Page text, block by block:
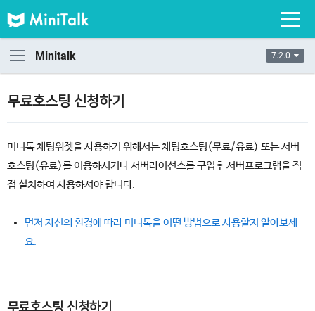
Minitalk 7.2.0
무료호스팅 신청하기
미니톡 채팅위젯을 사용하기 위해서는 채팅호스팅(무료/유료) 또는 서버
호스팅(유료)를 이용하시거나 서버라이선스를 구입후 서버프로그램을 직
접 설치하여 사용하셔야 합니다.
먼저 자신의 환경에 따라 미니톡을 어떤 방법으로 사용할지 알아보세
요.
무료호스팅 신청하기